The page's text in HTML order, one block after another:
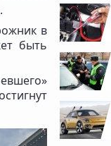
в
быть